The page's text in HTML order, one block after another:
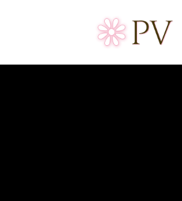
たら２」11/20発売！
「幼馴染の妹の家
たら」試し読みを
2020.07.31
「幼馴染の妹の家